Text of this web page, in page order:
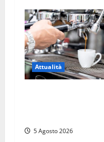
Attualità
5 Agosto 2026